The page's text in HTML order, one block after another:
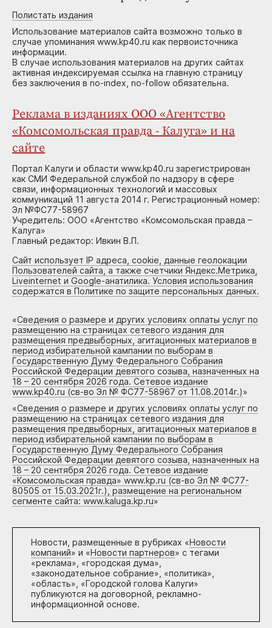
Полистать издания
Использование материалов сайта возможно только в
случае упоминания www.kp40.ru как первоисточника
информации.
В случае использования материалов на других сайтах
активная индексируемая ссылка на главную страницу
без заключения в no-index, no-follow обязательна.
Реклама в изданиях ООО «Агентство
«Комсомольская правда - Калуга» и на
сайте
Портал Калуги и области www.kp40.ru зарегистрирован
как СМИ Федеральной службой по надзору в сфере
связи, информационных технологий и массовых
коммуникаций 11 августа 2014 г. Регистрационный номер:
Эл №ФС77-58967
Учредитель: ООО «Агентство «Комсомольская правда –
Калуга»
Главный редактор: Ивкин В.П.
Сайт использует IP адреса, cookie, данные геолокации
Пользователей сайта, а также счетчики Яндекс.Метрика,
Liveinternet и Google-анатилика. Условия использования
содержатся в Политике по защите персональных данных.
«Сведения о размере и других условиях оплаты услуг по
размещению на страницах сетевого издания для
размещения предвыборных, агитационных материалов в
период избирательной кампании по выборам в
Государственную Думу Федерального Собрания
Российской Федерации девятого созыва, назначенных на
18 – 20 сентября 2026 года. Сетевое издание
www.kp40.ru (св-во Эл № ФС77-58967 от 11.08.2014г.)»
«Сведения о размере и других условиях оплаты услуг по
размещению на страницах сетевого издания для
размещения предвыборных, агитационных материалов в
период избирательной кампании по выборам в
Государственную Думу Федерального Собрания
Российской Федерации девятого созыва, назначенных на
18 – 20 сентября 2026 года. Сетевое издание
«Комсомольская правда» www.kp.ru (св-во Эл № ФС77-
80505 от 15.03.2021г.), размещение на региональном
сегменте сайта: www.kaluga.kp.ru»
Новости, размещенные в рубриках «Новости
компаний» и «Новости партнеров» с тегами
«реклама», «городская дума»,
«законодательное собрание», «политика»,
«область», «Городской голова Калуги»
публикуются на договорной, рекламно-
информационной основе.